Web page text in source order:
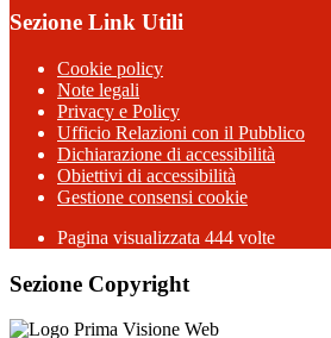
Sezione Link Utili
Cookie policy
Note legali
Privacy e Policy
Ufficio Relazioni con il Pubblico
Dichiarazione di accessibilità
Obiettivi di accessibilità
Gestione consensi cookie
Pagina visualizzata 444 volte
Sezione Copyright